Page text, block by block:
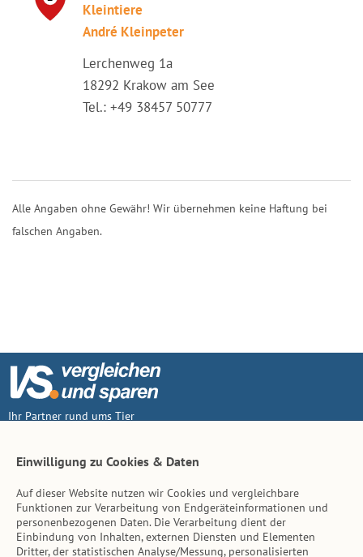
Kleintiere
André Kleinpeter
Lerchenweg 1a
18292 Krakow am See
Tel.: +49 38457 50777
Alle Angaben ohne Gewähr! Wir übernehmen keine Haftung bei
falschen Angaben.
Ihr Partner rund ums Tier
Inhalt
Tierarzt-Suche
Einwilligung zu Cookies & Daten
Auf dieser Website nutzen wir Cookies und vergleichbare
Funktionen zur Verarbeitung von Endgeräteinformationen und
personenbezogenen Daten. Die Verarbeitung dient der
Einbindung von Inhalten, externen Diensten und Elementen
Dritter, der statistischen Analyse/Messung, personalisierten